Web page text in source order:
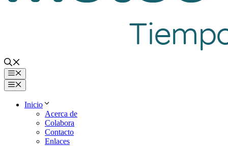
Menú
Menú
Inicio
Acerca de
Colabora
Contacto
Enlaces